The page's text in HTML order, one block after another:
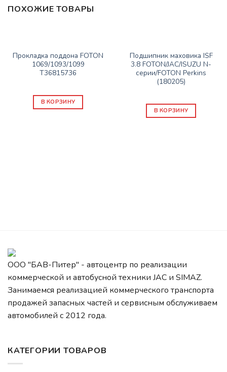
ПОХОЖИЕ ТОВАРЫ
Прокладка поддона FOTON
1069/1093/1099
Т36815736
В КОРЗИНУ
Подшипник маховика ISF
3.8 FOTON/JAC/ISUZU N-
серии/FOTON Perkins
(180205)
В КОРЗИНУ
ООО "БАВ-Питер" - автоцентр по реализации
коммерческой и автобусной техники JAC и SIMAZ.
Занимаемся реализацией коммерческого транспорта
продажей запасных частей и сервисным обслуживаем
автомобилей c 2012 года.
КАТЕГОРИИ ТОВАРОВ